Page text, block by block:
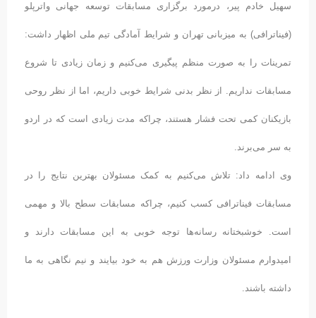
سهیل خادم پیر، درمورد برگزاری مسابقات توسعه جهانی واترپلو
(فیناترافی) به میزبانی تهران و شرایط آمادگی تیم ملی اظهار داشت:
تمرینات را به صورت منظم پیگیری می‌کنیم و زمان زیادی تا شروع
مسابقات نداریم. از نظر بدنی شرایط خوبی داریم، اما از نظر روحی
بازیکنان کمی تحت فشار هستند، چراکه مدت زیادی است که در اردو
به سر می‌برند.
وی ادامه داد: تلاش می‌کنیم به کمک مسئولان بهترین نتایج را در
مسابقات فیناترافی کسب کنیم، چراکه مسابقات سطح بالا و مهمی
است. خوشبختانه رسانه‌ها توجه خوبی به این مسابقات دارند و
امیدوارم مسئولان وزارت ورزش هم به خود بیایند و نیم نگاهی به ما
داشته باشند.